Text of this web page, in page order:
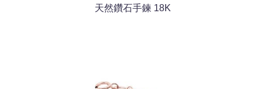
天然鑽石手鍊 18K